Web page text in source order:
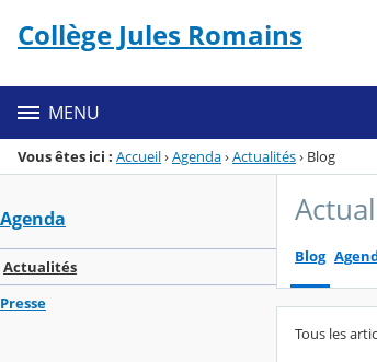
Menu de la rubrique
Contenu
Collège Jules Romains
MENU
Vous êtes ici : Accueil›Agenda›Actualités› Blog
Agenda
Actualités
Presse
Blog
Tous les